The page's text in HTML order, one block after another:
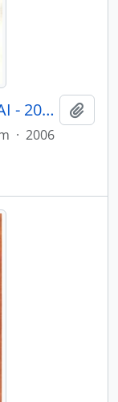
MARUAI - BOA VISTA RR FUNAI - 2006 - Nº01
· 2006